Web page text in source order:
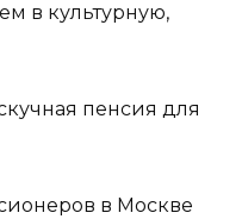
в культурную,
в Москве